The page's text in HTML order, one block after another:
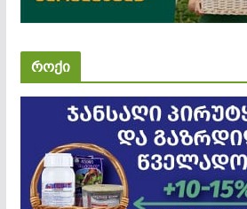
როქი